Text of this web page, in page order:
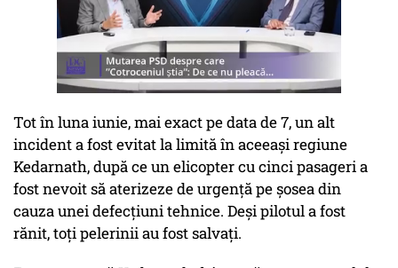
Tot în luna iunie, mai exact pe data de 7, un alt
incident a fost evitat la limită în aceeași regiune
Kedarnath, după ce un elicopter cu cinci pasageri a
fost nevoit să aterizeze de urgență pe șosea din
cauza unei defecțiuni tehnice. Deși pilotul a fost
rănit, toți pelerinii au fost salvați.